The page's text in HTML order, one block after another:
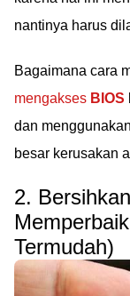
nantinya harus
Bagaimana cara
mengakses BIOS
dan
besar kerusakan
2.
Termudah)